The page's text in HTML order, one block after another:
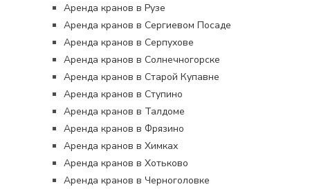
Аренда кранов в Рузе
Аренда кранов в Сергиевом Посаде
Аренда кранов в Серпухове
Аренда кранов в Солнечногорске
Аренда кранов в Старой Купавне
Аренда кранов в Ступино
Аренда кранов в Талдоме
Аренда кранов в Фрязино
Аренда кранов в Химках
Аренда кранов в Хотьково
Аренда кранов в Черноголовке